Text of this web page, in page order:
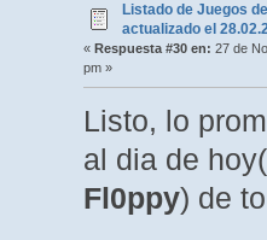
Listado de Juegos
actualizado el
« Respuesta #30 en: 27 de
pm »
Listo, lo
al dia de
Fl0ppy) de